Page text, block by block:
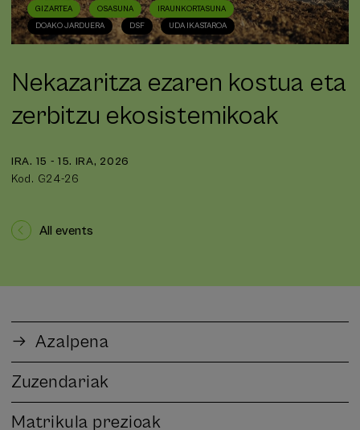
GIZARTEA OSASUNA
IRAUNKORTASUNA
DOAKO JARDUERA
DSF UDA IKASTAROA
Nekazaritza ezaren kostua eta
zerbitzu ekosistemikoak
IRA. 15 - 15. IRA, 2026
Kod. G24-26
All events
Azalpena
Zuzendariak
Matrikula prezioak